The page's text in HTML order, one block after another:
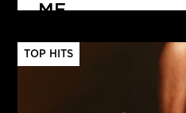
ME
ARIANA GRANDE
TOP HITS